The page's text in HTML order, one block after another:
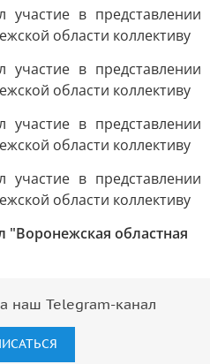
"Воронежская областная
наш Telegram-канал